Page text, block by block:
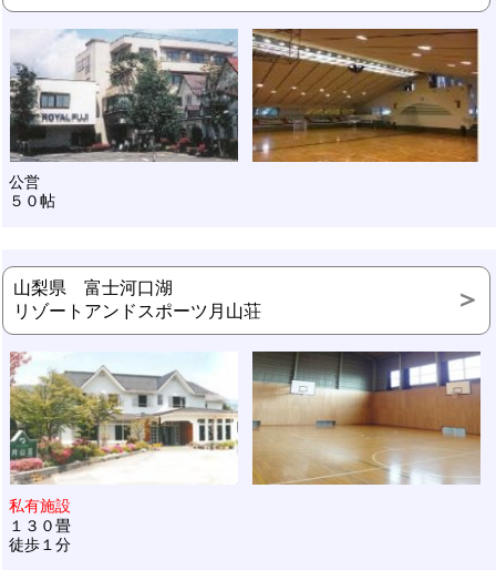
公営
５０帖
山梨県 富士河口湖
リゾートアンドスポーツ月山荘
私有施設
１３０畳
徒歩１分